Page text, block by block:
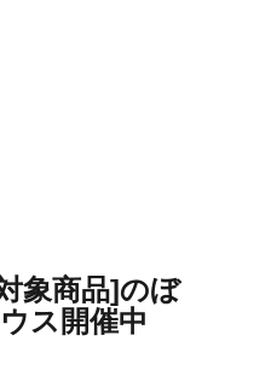
象商品]のぼ
ス開催中